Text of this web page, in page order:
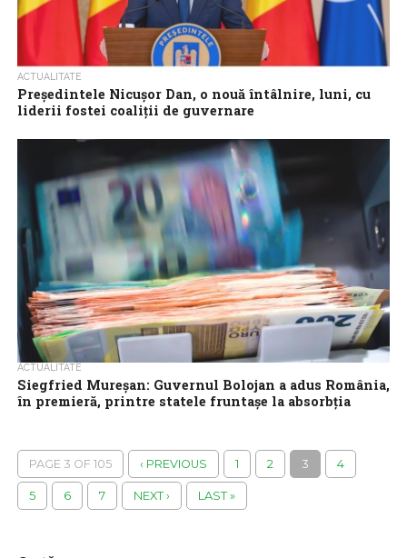
ACTUALITATE
Președintele Nicușor Dan, o nouă întâlnire, luni, cu
liderii fostei coaliții de guvernare
dimineața cu liderii fostei coaliții de guvernare – PSD, PNL, USR,
ACTUALITATE
Siegfried Mureşan: Guvernul Bolojan a adus România,
în premieră, printre statele fruntaşe la absorbţia
Guvernul Bolojan a adus România, în premieră, printre statele
fruntaşe la absorbţia fondurilor europene, doar...
PAGE 3 OF 105 ‹ PREVIOUS 1 2 3 4
5 6 7 NEXT › LAST »